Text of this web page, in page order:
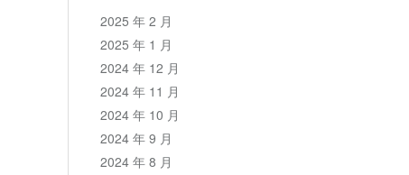
2025 年 2 月
2025 年 1 月
2024 年 12 月
2024 年 11 月
2024 年 10 月
2024 年 9 月
2024 年 8 月